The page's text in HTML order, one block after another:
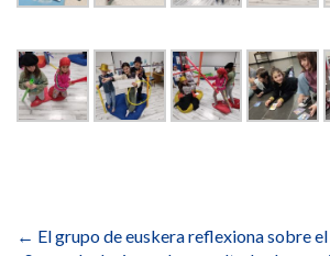
de
← El grupo de euskera reflexiona sobre